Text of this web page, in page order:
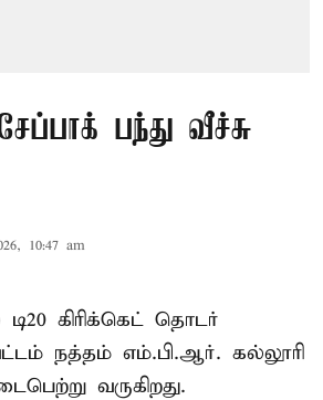
பந்து வீச்சு
10:47 am
கிரிக்கெட் தொடர்
நத்தம் எம்.பி.ஆர். கல்லூரி
வருகிறது.